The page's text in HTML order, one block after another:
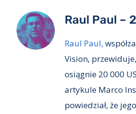
Raul Paul –
Raul Paul,
Vision,
osiągnie 20 000
artykule Marco
powiedział, że